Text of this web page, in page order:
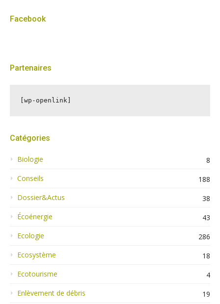
Facebook
Partenaires
[wp-openlink]
Catégories
Biologie
8
Conseils
188
Dossier&Actus
38
Écoénergie
43
Ecologie
286
Ecosystème
18
Ecotourisme
4
Enlèvement de débris
19